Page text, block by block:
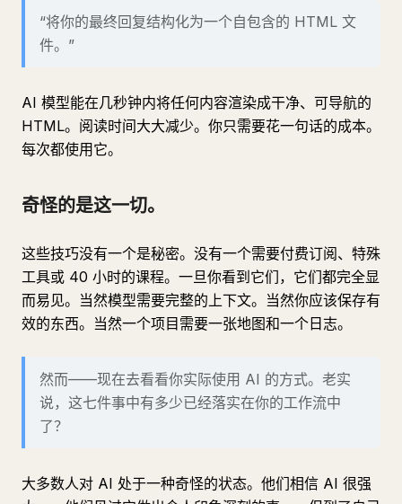
“将你的最终回复结构化为一个自包含的 HTML 文
件。”
AI 模型能在几秒钟内将任何内容渲染成干净、可导航的
HTML。阅读时间大大减少。你只需要花一句话的成本。
每次都使用它。
奇怪的是这一切。
这些技巧没有一个是秘密。没有一个需要付费订阅、特殊
工具或 40 小时的课程。一旦你看到它们，它们都完全显
而易见。当然模型需要完整的上下文。当然你应该保存有
效的东西。当然一个项目需要一张地图和一个日志。
然而——现在去看看你实际使用 AI 的方式。老实
说，这七件事中有多少已经落实在你的工作流中
了？
大多数人对 AI 处于一种奇怪的状态。他们相信 AI 很强